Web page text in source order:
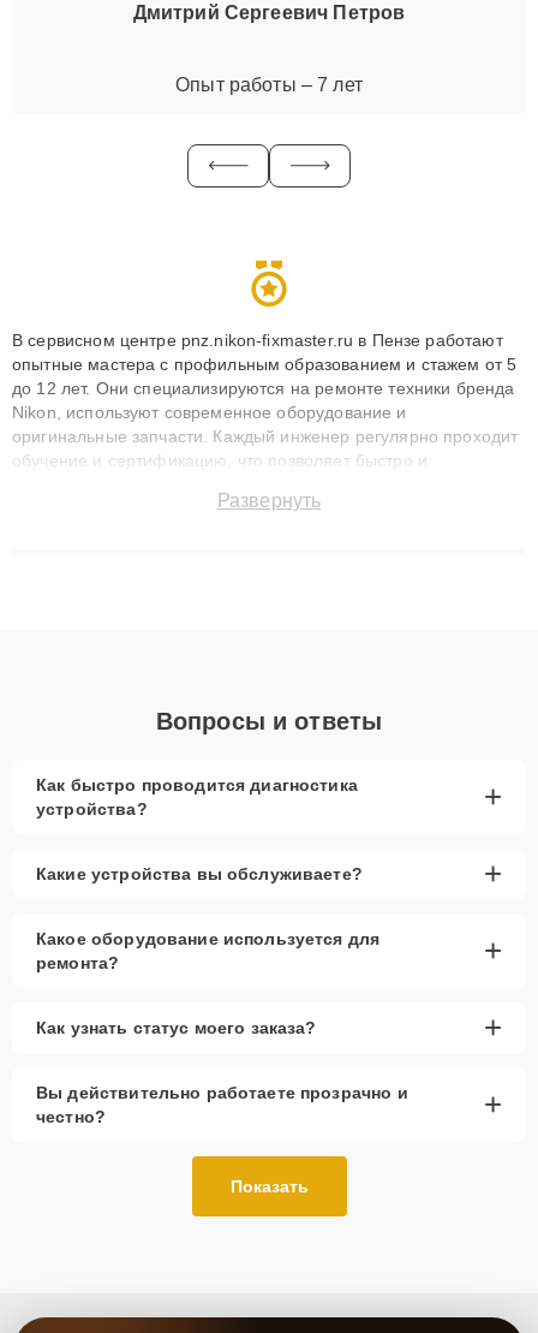
Дмитрий Сергеевич Петров
Опыт работы – 7 лет
В сервисном центре pnz.nikon-fixmaster.ru в Пензе работают
опытные мастера с профильным образованием и стажем от 5
до 12 лет. Они специализируются на ремонте техники бренда
Nikon, используют современное оборудование и
оригинальные запчасти. Каждый инженер регулярно проходит
обучение и сертификацию, что позволяет быстро и
сохранением гарантии до 3 лет. Наши мастера решают
Развернуть
Вопросы и ответы
Как быстро проводится диагностика
устройства?
+
Какие устройства вы обслуживаете? +
Какое оборудование используется для
ремонта?
+
Как узнать статус моего заказа? +
Вы действительно работаете прозрачно и
честно?
+
Показать